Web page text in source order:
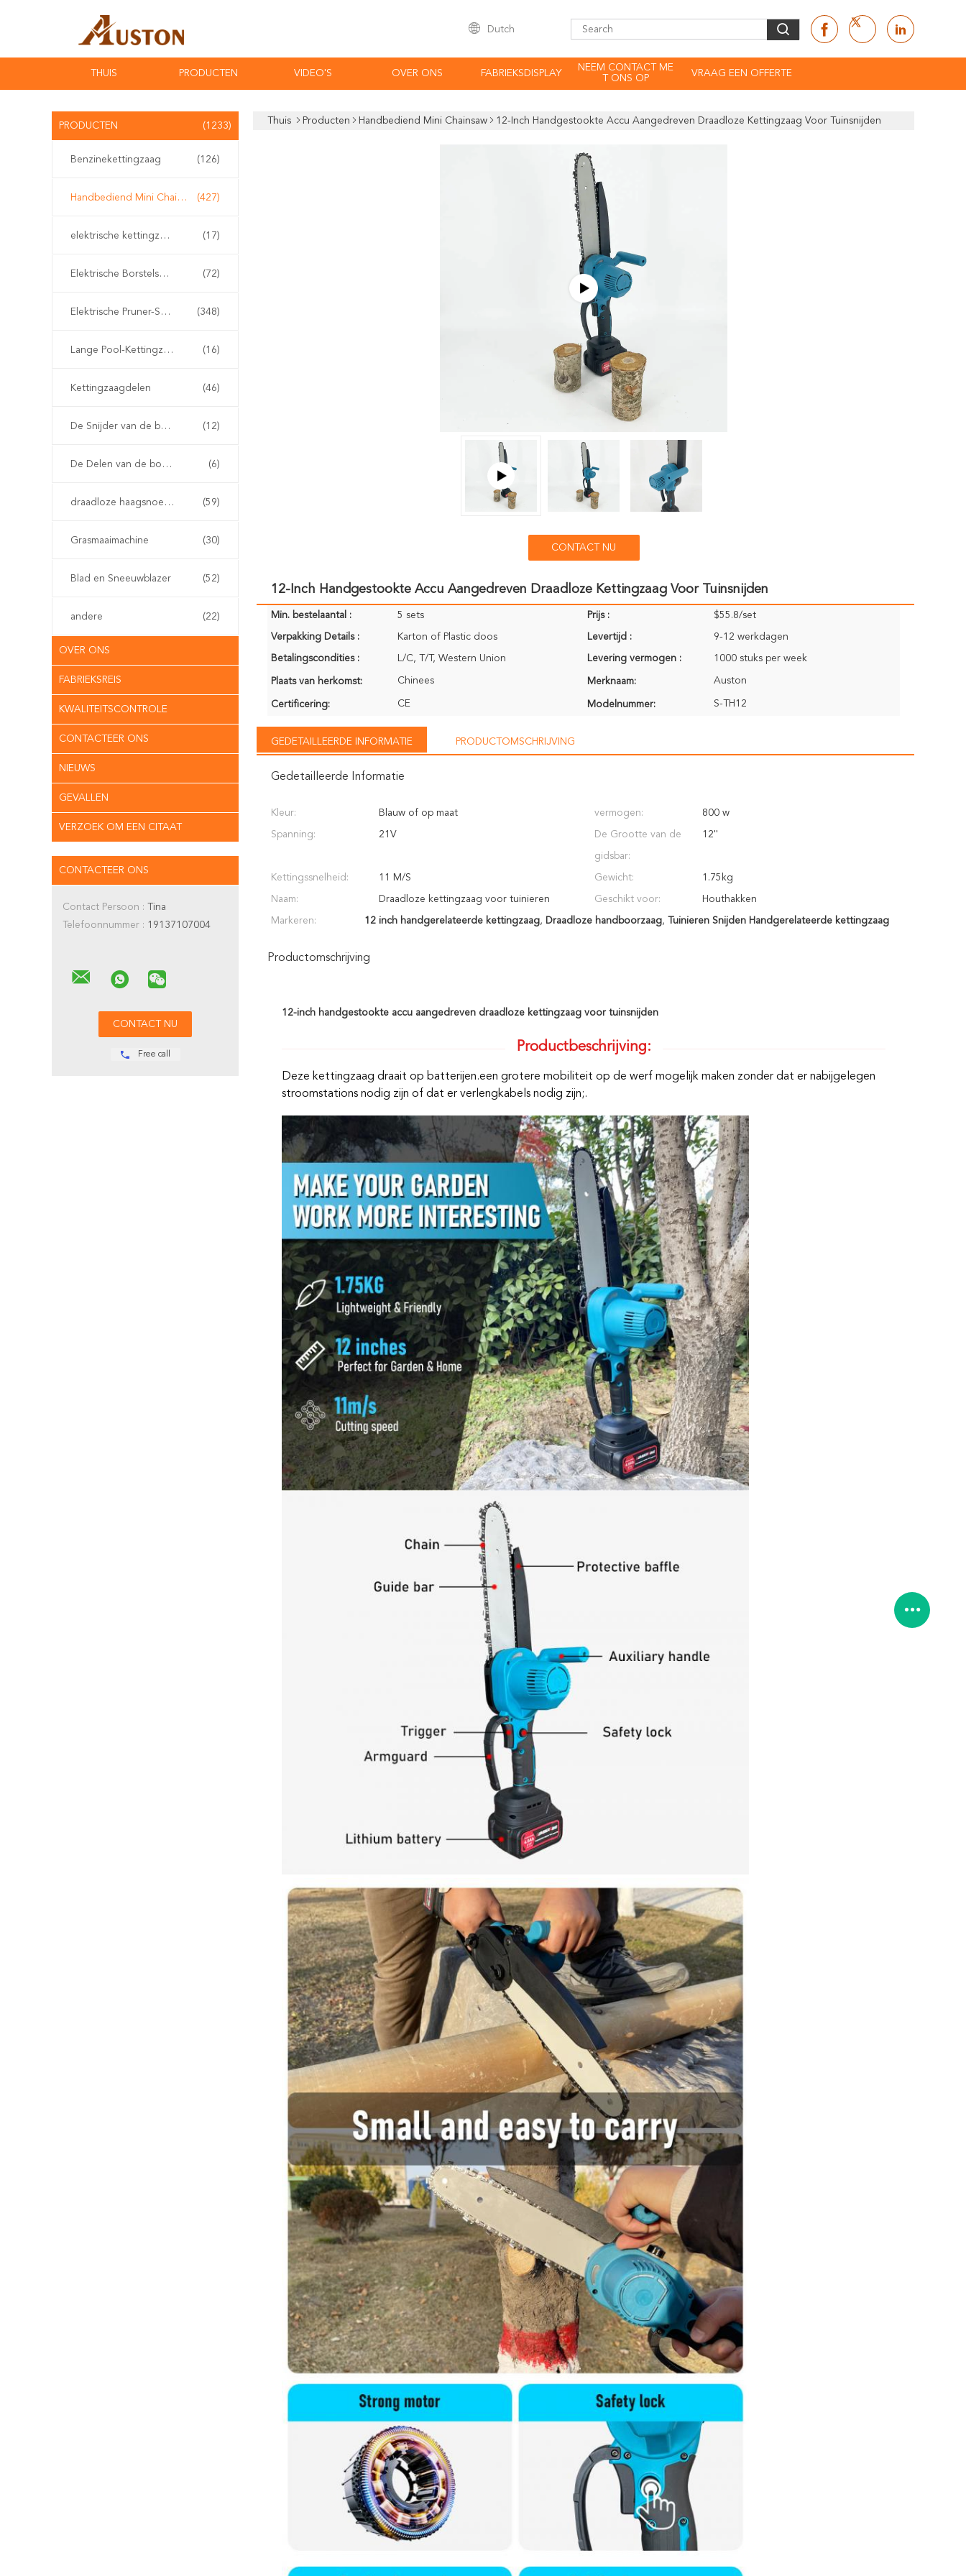
Dutch
THUIS PRODUCTEN VIDEO'S OVER ONS FABRIEKSDISPLAY
NEEM CONTACT ME
T ONS OP
VRAAG EEN OFFERTE
PRODUCTEN (1233)
Benzinekettingzaag (126)
Handbediend Mini Chainsaw (427)
elektrische kettingzaag (17)
Elektrische Borstelsnijder (72)
Elektrische Pruner-Scharen (348)
Lange Pool-Kettingzaag (16)
Kettingzaagdelen (46)
De Snijder van de benzineborstel (12)
De Delen van de borstelsnijder (6)
draadloze haagsnoeischaar (59)
Grasmaaimachine (30)
Blad en Sneeuwblazer (52)
andere (22)
OVER ONS
FABRIEKSREIS
KWALITEITSCONTROLE
CONTACTEER ONS
NIEUWS
GEVALLEN
VERZOEK OM EEN CITAAT
CONTACTEER ONS
Contact Persoon : Tina
Telefoonnummer : 19137107004
Free call
Thuis Producten Handbediend Mini Chainsaw 12-Inch Handgestookte Accu Aangedreven Draadloze Kettingzaag Voor Tuinsnijden
CONTACT NU
12-Inch Handgestookte Accu Aangedreven Draadloze Kettingzaag Voor Tuinsnijden
Min. bestelaantal : 5 sets Prijs : $55.8/set
Verpakking Details : Karton of Plastic doos Levertijd : 9-12 werkdagen
Betalingscondities : L/C, T/T, Western Union Levering vermogen : 1000 stuks per week
Plaats van herkomst: Chinees Merknaam: Auston
Certificering: CE Modelnummer: S-TH12
GEDETAILLEERDE INFORMATIE PRODUCTOMSCHRIJVING
Gedetailleerde Informatie
Kleur: Blauw of op maat vermogen: 800 w
Spanning: 21V De Grootte van de
gidsbar:
12''
Kettingssnelheid: 11 M/S Gewicht: 1.75kg
Naam: Draadloze kettingzaag voor tuinieren Geschikt voor: Houthakken
Markeren: 12 inch handgerelateerde kettingzaag, Draadloze handboorzaag, Tuinieren Snijden Handgerelateerde kettingzaag
Productomschrijving
12-inch handgestookte accu aangedreven draadloze kettingzaag voor tuinsnijden
Productbeschrijving:
Deze kettingzaag draait op batterijen.een grotere mobiliteit op de werf mogelijk maken zonder dat er nabijgelegen
stroomstations nodig zijn of dat er verlengkabels nodig zijn;.